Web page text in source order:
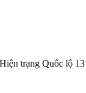
trạng Quốc lộ